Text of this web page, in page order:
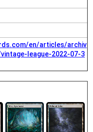
en/articles/archiv
league-2022-07-3